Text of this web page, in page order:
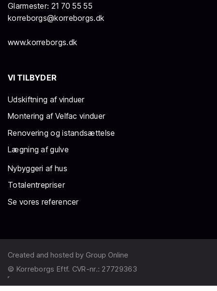
Glarmester: 21 70 55 55
korreborgs@korreborgs.dk
www.korreborgs.dk
VI TILBYDER
Udskiftning af vinduer​
Montering af Velfac vinduer
Renovering og istandsættelse
Lægning af gulve
Nybyggeri af hus
Totalentrepriser
Se vores referencer
Created and hosted by Group Online
©​ Korreborgs Eftf. CVR-nr.: 27729363